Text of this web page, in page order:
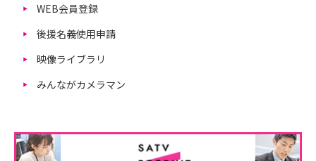
WEB会員登録
後援名義使用申請
映像ライブラリ
みんながカメラマン